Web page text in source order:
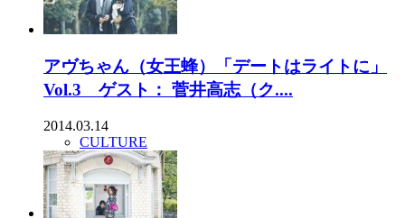
アヴちゃん（女王蜂）「デートはライトに」
Vol.3 ゲスト： 菅井高志（ク....
2014.03.14
CULTURE